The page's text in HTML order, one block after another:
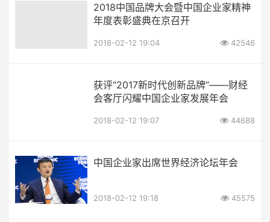
2018中国品牌大会暨中国企业家精神
年度表彰盛典在京召开
2018-02-12 19:04 42546
获评“2017新时代创新品牌”——财经
会客厅闪耀中国企业家发展年会
2018-02-12 19:07 44688
中国企业家出席世界经济论坛年会
2018-02-12 19:18 45575